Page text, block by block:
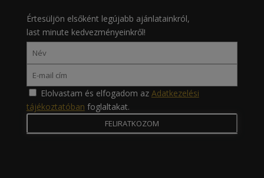
Értesüljön elsőként legújabb ajánlatainkról,
last minute kedvezményeinkről!
Elolvastam és elfogadom az Adatkezelési
tájékoztatóban foglaltakat.